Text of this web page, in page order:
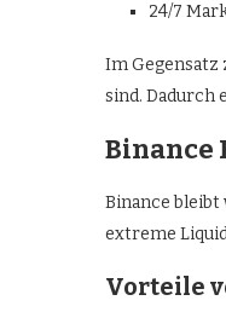
24/7
Im Gegensatz
sind. Dadurch
Binance
Binance
extreme
Vorteile